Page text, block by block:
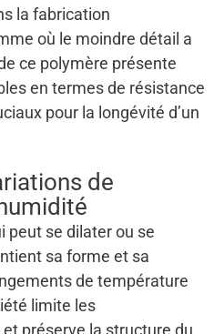
la fabrication
où le moindre détail a
ce polymère présente
en termes de résistance
pour la longévité d’un
de
peut se dilater ou se
sa forme et sa
de température
limite les
préserve la structure du